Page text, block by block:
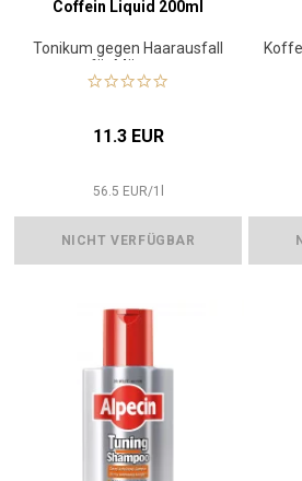
Coffein Liquid 200ml
Tonikum gegen Haarausfall
für Männer
11.3 EUR
56.5 EUR/1
NICHT VERFÜGBAR